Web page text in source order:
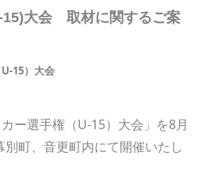
15)大会 取材に関するご案
15）大会
ー選手権（U-15）大会」を8月
町、音更町内にて開催いたし